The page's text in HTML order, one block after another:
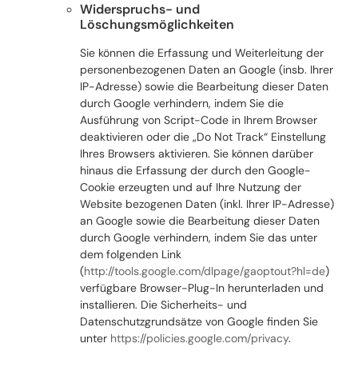
Widerspruchs- und
Löschungsmöglichkeiten
Sie können die Erfassung und Weiterleitung der
personenbezogenen Daten an Google (insb. Ihrer
IP-Adresse) sowie die Bearbeitung dieser Daten
durch Google verhindern, indem Sie die
Ausführung von Script-Code in Ihrem Browser
deaktivieren oder die „Do Not Track“ Einstellung
Ihres Browsers aktivieren. Sie können darüber
hinaus die Erfassung der durch den Google-
Cookie erzeugten und auf Ihre Nutzung der
Website bezogenen Daten (inkl. Ihrer IP-Adresse)
an Google sowie die Bearbeitung dieser Daten
durch Google verhindern, indem Sie das unter
dem folgenden Link
(http://tools.google.com/dlpage/gaoptout?hl=de)
verfügbare Browser-Plug-In herunterladen und
installieren. Die Sicherheits- und
Datenschutzgrundsätze von Google finden Sie
unter https://policies.google.com/privacy.